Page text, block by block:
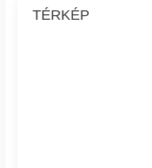
TÉRKÉP